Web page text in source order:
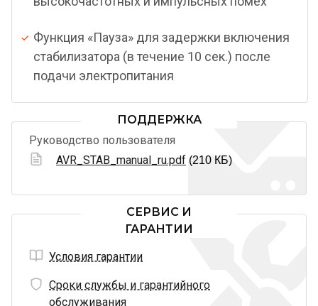
Функция «Пауза» для задержки включения
стабилизатора (в течение 10 сек.) после
подачи электропитания
ПОДДЕРЖКА
Руководство пользователя
AVR_STAB_manual_ru.pdf (210 КБ)
СЕРВИС И
ГАРАНТИИ
Условия гарантии
Сроки службы и гарантийного
обслуживания